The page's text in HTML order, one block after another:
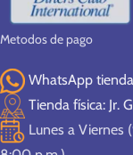
Metodos de pago
WhatsApp
Tienda física: Jr.
Lunes a Viernes